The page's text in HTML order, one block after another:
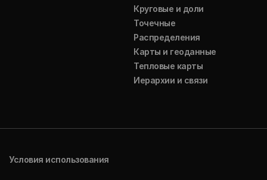
Круговые и доли
Точечные
Распределения
Карты и геоданные
Тепловые карты
Иерархии и связи
Условия использования